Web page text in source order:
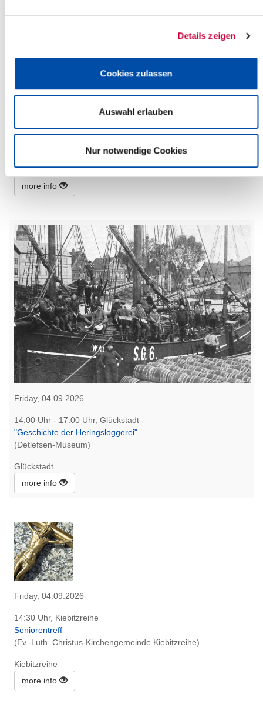
Details zeigen
Cookies zulassen
Auswahl erlauben
Nur notwendige Cookies
Friday, 04.09.2026
09:30 Uhr - 11:30 Uhr, Horst (Holstein)
Horst
(AG Horster Ortsarchiv in der VHS Horst)
Horst (Holstein)
more info
Friday, 04.09.2026
14:00 Uhr - 17:00 Uhr, Glückstadt
"Geschichte der Heringsloggerei"
(Detlefsen-Museum)
Glückstadt
more info
Friday, 04.09.2026
14:30 Uhr, Kiebitzreihe
Seniorentreff
(Ev.-Luth. Christus-Kirchengemeinde Kiebitzreihe)
Kiebitzreihe
more info